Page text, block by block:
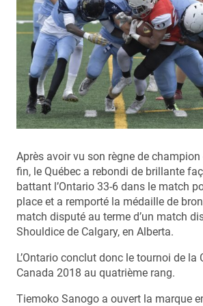
Après avoir vu son règne de
fin, le Québec a rebondi de brillante
battant l’Ontario 33-6 dans le match
place et a remporté la médaille de
match disputé au terme d’un match
Shouldice de Calgary, en Alberta.
L’Ontario conclut donc le tournoi de la
Canada 2018 au quatrième rang.
Tiemoko Sanogo a ouvert la marque